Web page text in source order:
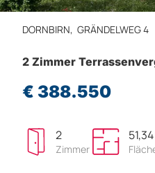
DORNBIRN, GRÄNDELWEG 4
2 Zimmer
€ 388.550
2
Zimmer